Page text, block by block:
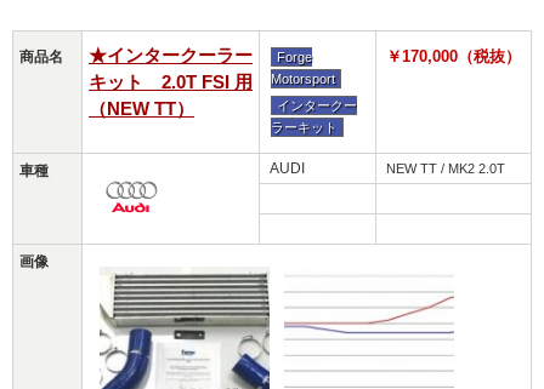
商品名
★インタークーラー
キット 2.0T FSI 用
（NEW TT）
Forge
Motorsport
インタークー
ラーキット
￥170,000（税抜）
車種 AUDI NEW TT / MK2 2.0T
画像